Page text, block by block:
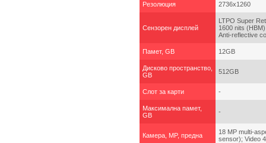
Резолюция 2736x1260
Сензорен дисплей
LTPO Super
1600 nits
Anti-reflective
Памет, GB 12GB
Дисково пространство,
GB
512GB
Слот за карти -
Максимална памет,
GB
-
Камера, MP, предна
18 MP multi-
sensor); Video